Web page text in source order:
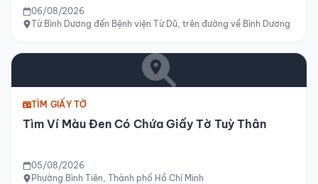
06/08/2026
Từ Bình Dương đến Bệnh viện Từ Dũ, trên đường về Bình Dương
TÌM GIẤY TỜ
Tìm Ví Màu Đen Có Chứa Giấy Tờ Tuỳ Thân
05/08/2026
Phường Bình Tiên, Thành phố Hồ Chí Minh